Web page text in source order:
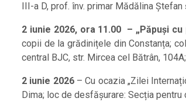
III-a D, prof. înv. primar Mădălina
2 iunie 2026, ora 11.00 – „Păpuși
copii de la grădinițele din Constanța;
central BJC, str. Mircea cel Bătrân, 104A;
2 iunie 2026 – Cu ocazia „Zilei
Dima; loc de desfășurare: Secția